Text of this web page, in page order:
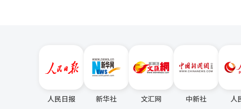
是一次参观，而是帮助学生发现他们对什么感兴趣、想要解决什么问题的职
项目不必局限于某一所大学的名称。城市可以成为平台，多个大
国际组织、文化机构各自提供专业和设施。大学提供专业课程和校园体验，
外的是拍摄现场的氛围。虽然这是一部规模庞大的制作，但剧组始终保持着
给予演员充分的信任，她也从中学到了许多关于摄影机和电影创作的知识，
话中的符号，这对于演员而言极具吸引力。谈及影片上映后的期待，塞隆希
论电影。 《奥德赛》改编自古希腊诗人荷马创作的同名史诗，讲述特洛
人民日报 新华社 文汇网 中新社 人